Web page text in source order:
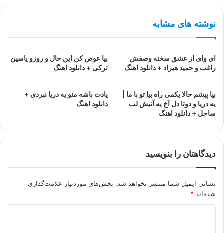
نوشته های مشابه
ای وای از عشق سخته وصفش
راغب و حمید هیراد + دانلود اهنگ
بیا عوض کن این حال و روزو یاسین
ترکی + دانلود اهنگ
بیا پیشم حالا یکمی راه بیا تو با ما |
یه دریا و دوتا دل آخ یه آتیش لب
ساحل + دانلود اهنگ
یادت باشه منو یه دریا نبردی +
دانلود اهنگ
دیدگاهتان را بنویسید
نشانی ایمیل شما منتشر نخواهد شد. بخش‌های موردنیاز علامت‌گذاری
شده‌اند *